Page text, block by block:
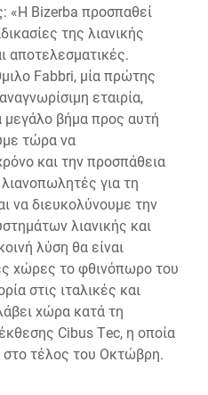
«H Bizerba προσπαθεί
της λιανικής
αποτελεσματικές.
Fabbri, μία πρώτης
εταιρία,
βήμα προς αυτή
τώρα να
και την προσπάθεια
λιανοπωλητές για τη
να διευκολύνουμε την
λιανικής και
λύση θα είναι
χώρες το φθινόπωρο του
στις ιταλικές και
χώρα κατά τη
Cibus Tec, η οποία
στο τέλος του Οκτώβρη.